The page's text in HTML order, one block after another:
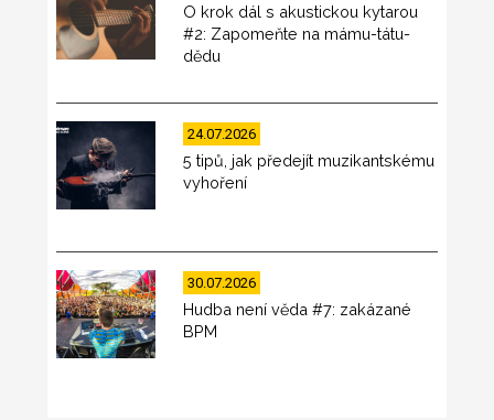
O krok dál s akustickou kytarou
#2: Zapomeňte na mámu-tátu-
dědu
24.07.2026
5 tipů, jak předejít muzikantskému
vyhoření
30.07.2026
Hudba není věda #7: zakázané
BPM